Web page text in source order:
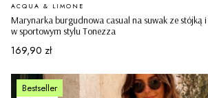
Marynarka burgudnowa casual na suwak ze stójką
w sportowym stylu Tonezza
PRODUCENT
ACQUA & LIMONE
Cena
169,90 zł
Bestseller